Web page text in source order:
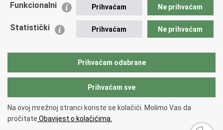
Policijska akademija
Zaklada policijske solidarnosti
Sindikati
Copyright © 2026 Ravnateljstvo policije.
pristupačnosti.
Funkcionalni Prihvaćam Ne prihvaćam
Statistički Prihvaćam Ne prihvaćam
Prihvaćam odabrane
Prihvaćam sve
Na ovoj mrežnoj stranci koriste se kolačići. Molimo Vas da
pročitate Obavijest o kolačićima.